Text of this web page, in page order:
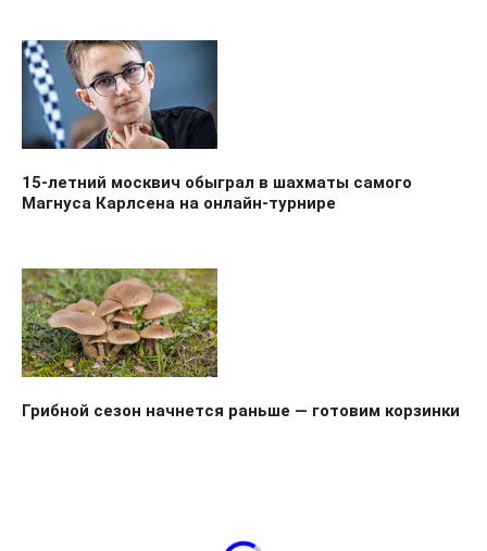
15-летний москвич обыграл в шахматы самого
Магнуса Карлсена на онлайн-турнире
Грибной сезон начнется раньше — готовим корзинки